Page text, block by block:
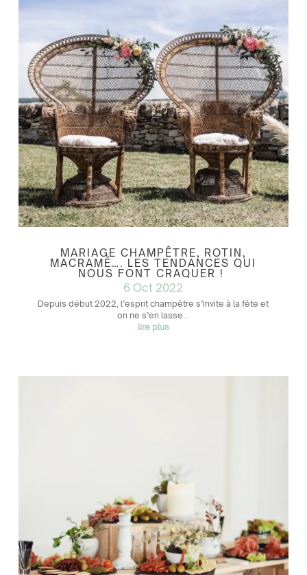
MARIAGE CHAMPÊTRE, ROTIN,
MACRAMÉ…. LES TENDANCES QUI
NOUS FONT CRAQUER !
6 Oct 2022
Depuis début 2022, l’esprit champêtre s’invite à la fête et
on ne s’en lasse...
lire plus